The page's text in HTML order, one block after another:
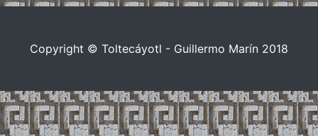
Copyright © Toltecáyotl - Guillermo Marín 2018